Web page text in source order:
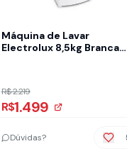
Máquina de Lavar
Electrolux 8,5kg Branca
R$ 2.219
R$1.499
Dúvidas?